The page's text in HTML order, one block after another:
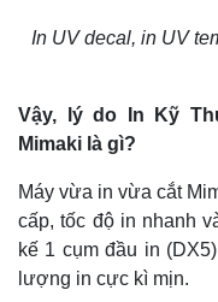
In UV decal, in UV
Vậy, lý do In Kỹ
Mimaki là gì?
Máy vừa in vừa cắt
cấp, tốc độ in nhanh
kế 1 cụm đầu in
lượng in cực kì mịn.